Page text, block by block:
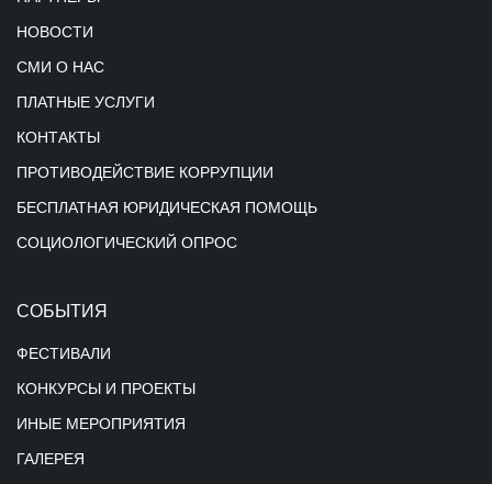
НОВОСТИ
СМИ О НАС
ПЛАТНЫЕ УСЛУГИ
КОНТАКТЫ
ПРОТИВОДЕЙСТВИЕ КОРРУПЦИИ
БЕСПЛАТНАЯ ЮРИДИЧЕСКАЯ ПОМОЩЬ
СОЦИОЛОГИЧЕСКИЙ ОПРОС
СОБЫТИЯ
ФЕСТИВАЛИ
КОНКУРСЫ И ПРОЕКТЫ
ИНЫЕ МЕРОПРИЯТИЯ
ГАЛЕРЕЯ